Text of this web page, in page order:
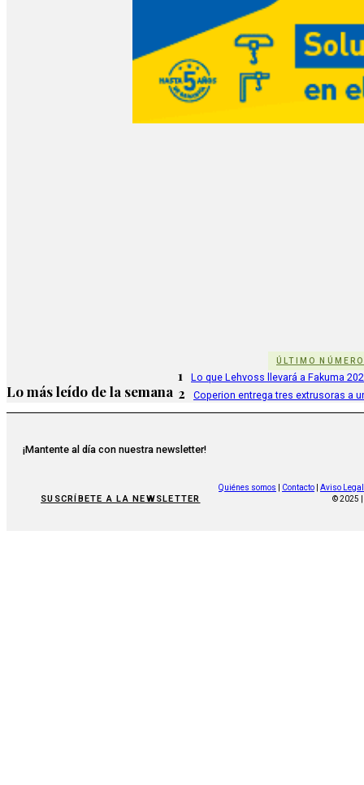
ÚLTIMO NÚMERO
Lo más leído de la semana
1 Lo que Lehvoss llevará a Fakuma
2 Coperion entrega tres extrusoras a
¡Mantente al día con nuestra newsletter!
SUSCRÍBETE A LA NEWSLETTER
Quiénes somos Contacto
Aviso Legal
© 2025